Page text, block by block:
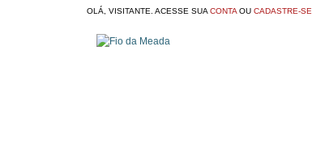
OLÁ, VISITANTE. ACESSE SUA CONTA OU CADASTRE-SE